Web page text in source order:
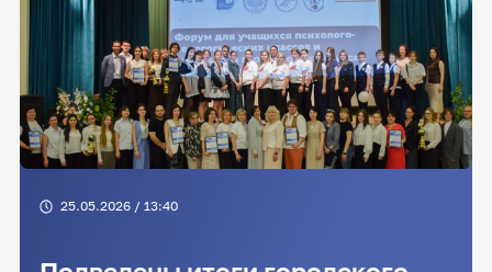
25.05.2026 / 13:40